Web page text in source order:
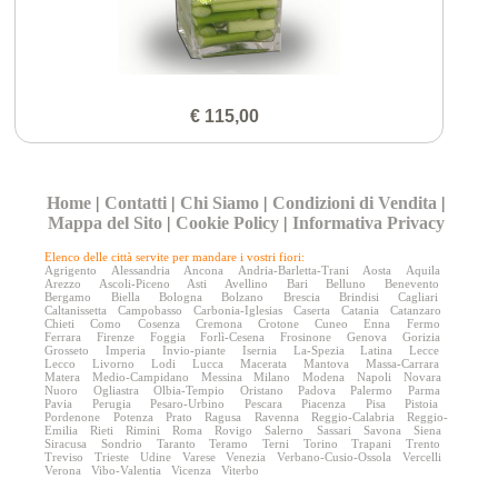
€ 115,00
Home | Contatti | Chi Siamo | Condizioni di Vendita |
Mappa del Sito | Cookie Policy |Informativa Privacy
Elenco delle città servite per mandare i vostri fiori:
Agrigento
Alessandria Ancona Andria-Barletta-Trani Aosta
Aquila
Arezzo
Ascoli-Piceno Asti Avellino Bari Belluno
Benevento
Bergamo
Biella Bologna Bolzano Brescia Brindisi
Cagliari
Caltanissetta
Campobasso Carbonia-Iglesias Caserta Catania
Catanzaro
Chieti
Como Cosenza Cremona Crotone Cuneo Enna
Fermo
Ferrara
Firenze Foggia Forlì-Cesena Frosinone Genova
Gorizia
Grosseto
Imperia Invio-piante Isernia La-Spezia Latina
Lecce
Lecco
Livorno Lodi Lucca Macerata Mantova
Massa-Carrara
Matera
Medio-Campidano Messina Milano Modena Napoli
Novara
Nuoro
Ogliastra Olbia-Tempio Oristano Padova Palermo
Parma
Pavia
Perugia Pesaro-Urbino Pescara Piacenza Pisa
Pistoia
Pordenone
Potenza Prato Ragusa Ravenna Reggio-Calabria
Reggio-
Emilia
Rieti Rimini Roma Rovigo Salerno Sassari Savona
Siena
Siracusa
Sondrio Taranto Teramo Terni Torino Trapani
Trento
Treviso
Trieste Udine Varese Venezia Verbano-Cusio-Ossola
Vercelli
Verona
Vibo-Valentia Vicenza Viterbo